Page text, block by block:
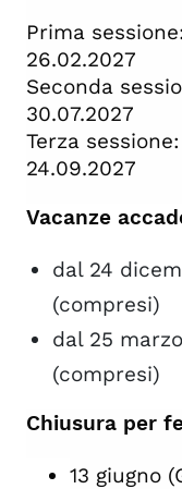
Prima
26.02.2027
Seconda
30.07.2027
Terza
24.09.2027
Vacanze
dal 24
(compresi)
dal 25
(compresi)
Chiusura per
13 giugno